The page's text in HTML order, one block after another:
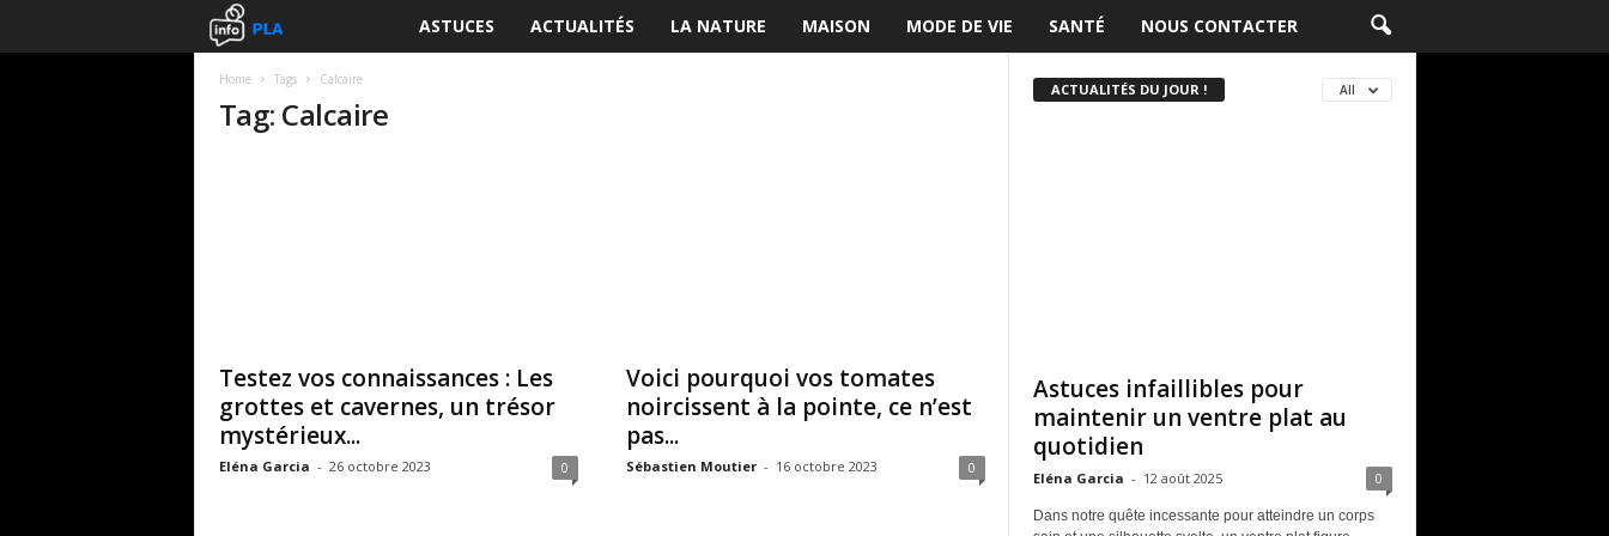
ASTUCES ACTUALITÉS LA NATURE MAISON MODE DE VIE SANTÉ NOUS CONTACTER
Home Tags Calcaire
Tag: Calcaire
Testez vos connaissances : Les
grottes et cavernes, un trésor
mystérieux...
Eléna Garcia - 26 octobre 2023 0
Voici pourquoi vos tomates
noircissent à la pointe, ce n’est
pas...
Sébastien Moutier - 16 octobre 2023 0
ACTUALITÉS DU JOUR ! All
Astuces infaillibles pour
maintenir un ventre plat au
quotidien
Eléna Garcia - 12 août 2025 0
Dans notre quête incessante pour atteindre un corps